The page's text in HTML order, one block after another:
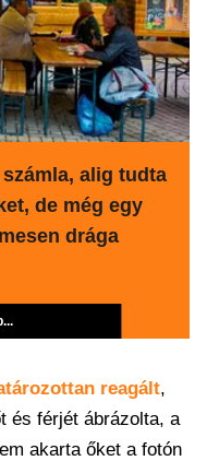
alig tudta
de még egy
drága
reagált,
és férjét ábrázolta, a
akarta őket a fotón